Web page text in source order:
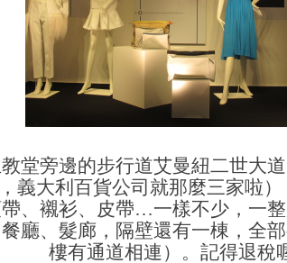
堂旁邊的步行道艾曼紐二世大
，義大利百貨公司就那麼三家啦
、襯衫、皮帶…一樣不少，一
廳、髮廊，隔壁還有一棟，全
樓有通道相連）。記得退稅